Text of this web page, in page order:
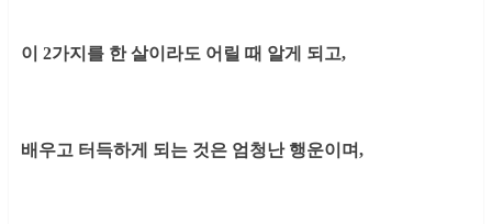
이 2가지를 한 살이라도 어릴 때 알게 되고,
배우고 터득하게 되는 것은 엄청난 행운이며,